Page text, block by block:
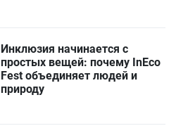
Инклюзия начинается с
простых вещей: почему InEco
Fest объединяет людей и
природу